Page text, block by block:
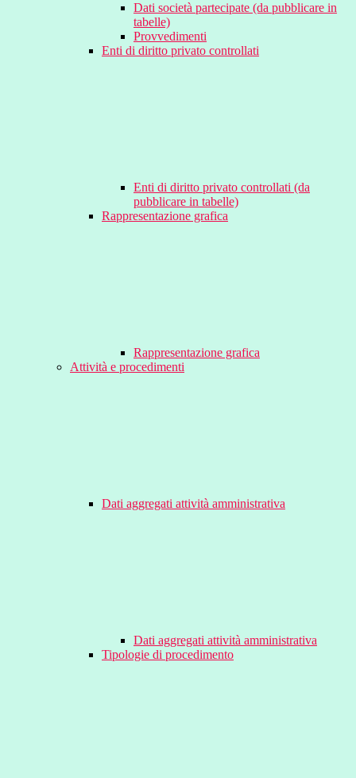
Dati società partecipate (da pubblicare in
tabelle)
Provvedimenti
Enti di diritto privato controllati
Enti di diritto privato controllati (da
pubblicare in tabelle)
Rappresentazione grafica
Rappresentazione grafica
Attività e procedimenti
Dati aggregati attività amministrativa
Dati aggregati attività amministrativa
Tipologie di procedimento